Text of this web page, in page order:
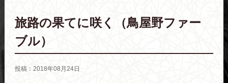
旅路の果てに咲く（鳥屋野ファー
ブル）
投稿：2018年08月24日